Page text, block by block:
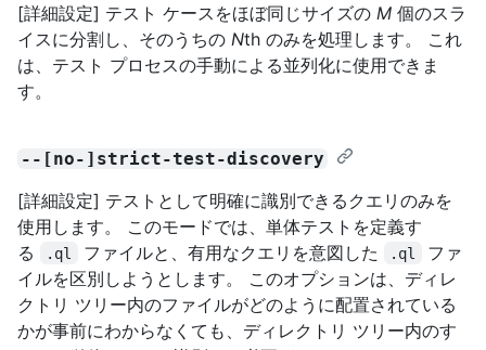
[詳細設定] テスト ケースをほぼ同じサイズの M 個のスラ
イスに分割し、そのうちの Nth のみを処理します。 これ
は、テスト プロセスの手動による並列化に使用できま
す。
--[no-]strict-test-discovery
[詳細設定] テストとして明確に識別できるクエリのみを
使用します。 このモードでは、単体テストを定義す
る
.ql ファイルと、有用なクエリを意図した .ql
ファ
イルを区別しようとします。 このオプションは、ディレ
クトリ ツリー内のファイルがどのように配置されている
かが事前にわからなくても、ディレクトリ ツリー内のす